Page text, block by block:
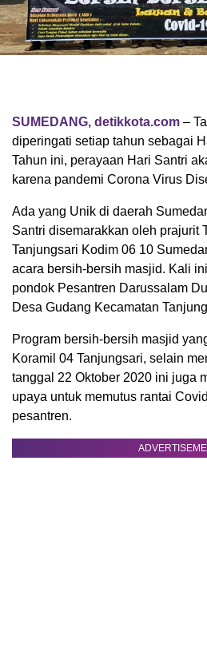
SUMEDANG, detikkota.com –
diperingati setiap tahun sebagai
Tahun ini, perayaan Hari Santri
karena pandemi Corona Virus
Ada yang Unik di daerah
Santri disemarakkan oleh prajurit
Tanjungsari Kodim 06 10
acara bersih-bersih masjid. Kali
pondok Pesantren Darussalam
Desa Gudang Kecamatan
Program bersih-bersih masjid
Koramil 04 Tanjungsari, selain
tanggal 22 Oktober 2020 ini juga
upaya untuk memutus rantai
pesantren.